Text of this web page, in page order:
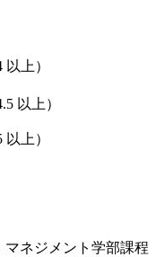
上）
以上）
上）
マネジメント学部課程